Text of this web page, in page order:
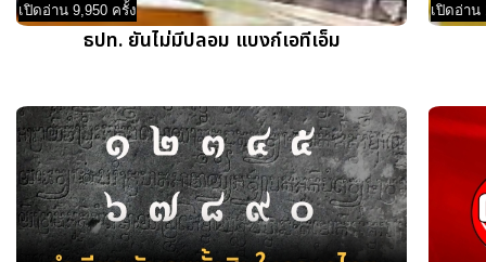
เปิดอ่าน 9,950 ครั้ง
ธปท. ยันไม่มีปลอม แบงก์เอทีเอ็ม
เปิดอ่าน